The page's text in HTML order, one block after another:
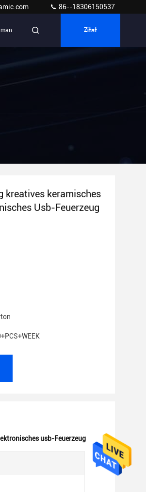
86--18306150537
Zitat
kreatives keramisches
Usb-Feuerzeug
usb-Feuerzeug